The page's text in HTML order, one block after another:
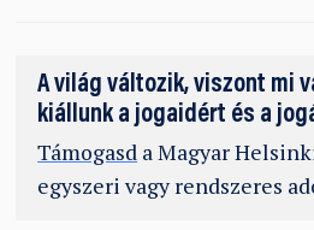
A világ változik, viszont mi
kiállunk a jogaidért és a
Támogasd a Magyar
egyszeri vagy rendszeres